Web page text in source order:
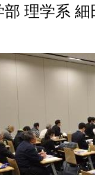
理学系 細